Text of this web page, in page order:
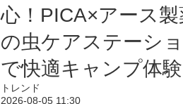
心！PICA×アース製
の虫ケアステーシ
で快適キャンプ体験
トレンド
2026-08-05 11:30